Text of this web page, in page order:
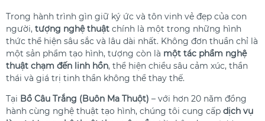
Trong hành trình gìn giữ ký ức và tôn vinh vẻ đẹp của con
người, tượng nghệ thuật chính là một trong những hình
thức thể hiện sâu sắc và lâu dài nhất. Không đơn thuần chỉ là
một sản phẩm tạo hình, tượng còn là một tác phẩm nghệ
thuật chạm đến linh hồn, thể hiện chiều sâu cảm xúc, thần
thái và giá trị tinh thần không thể thay thế.
Tại Bồ Câu Trắng (Buôn Ma Thuột) – với hơn 20 năm đồng
hành cùng nghệ thuật tạo hình, chúng tôi cung cấp dịch vụ